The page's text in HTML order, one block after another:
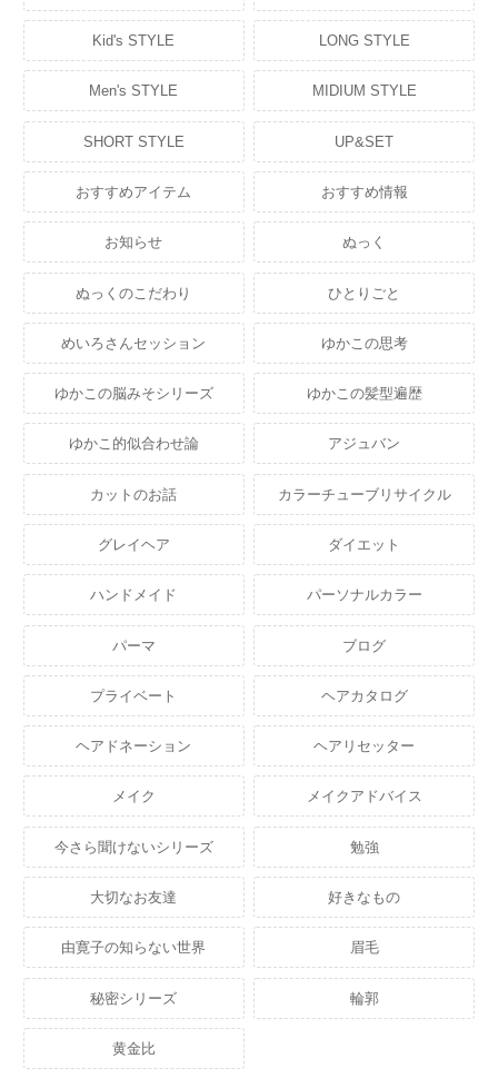
Kid's STYLE LONG STYLE
Men's STYLE MIDIUM STYLE
SHORT STYLE UP&SET
おすすめアイテム おすすめ情報
お知らせ ぬっく
ぬっくのこだわり ひとりごと
めいろさんセッション ゆかこの思考
ゆかこの脳みそシリーズ ゆかこの髪型遍歴
ゆかこ的似合わせ論 アジュバン
カットのお話 カラーチューブリサイクル
グレイヘア ダイエット
ハンドメイド パーソナルカラー
パーマ ブログ
プライベート ヘアカタログ
ヘアドネーション ヘアリセッター
メイク メイクアドバイス
今さら聞けないシリーズ 勉強
大切なお友達 好きなもの
由寛子の知らない世界 眉毛
秘密シリーズ 輪郭
黄金比